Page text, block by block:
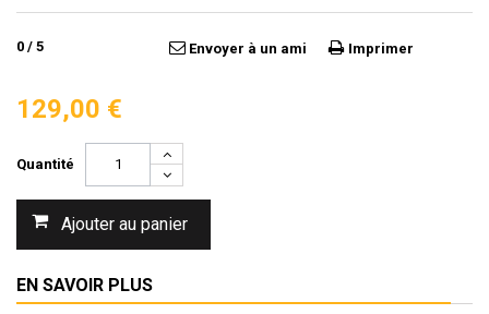
0 / 5 Envoyer à un ami Imprimer
129,00 €
Quantité
Ajouter au panier
EN SAVOIR PLUS